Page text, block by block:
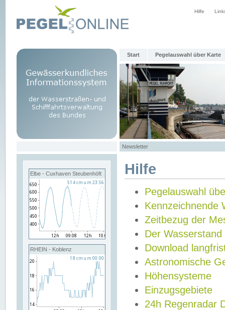
Hilfe
Start Pegelauswahl über Karte
Newsletter
Elbe - Cuxhaven Steubenhöft
RHEIN - Koblenz
Hilfe
Pegelauswahl
Kennzeichnende
Zeitbezug der
Der Wasserstand
Download
Astronomische
Höhensysteme
Einzugsgebiete
24h Regenradar